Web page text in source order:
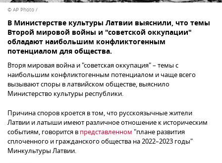
© AP Photo /
В Министерстве культуры Латвии выяснили, что темы
Второй мировой войны и "советской оккупации"
обладают наибольшим конфликтогенным
потенциалом для общества.
Вторя мировая война и "советская оккупация" – темы с
наибольшим конфликтогенным потенциалом и чаще всего
вызывают споры в латвийском обществе, выяснило
Министерство культуры республики.
Причина споров кроется в том, что русскоязычные жители
Латвии и латыши имеют различное отношение к историческим
событиям, говорится в представленном "плане развития
сплоченного и гражданского общества на 2022–2023 годы"
Минкультуры Латвии.